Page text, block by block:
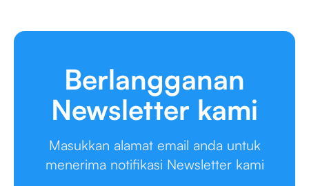
Berlangganan
Newsletter kami
Masukkan alamat email anda untuk
menerima notifikasi Newsletter kami